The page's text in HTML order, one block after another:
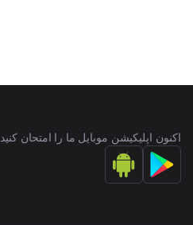
اکنون اپلیکیشن موبایل ما را امتحان کنید NOW